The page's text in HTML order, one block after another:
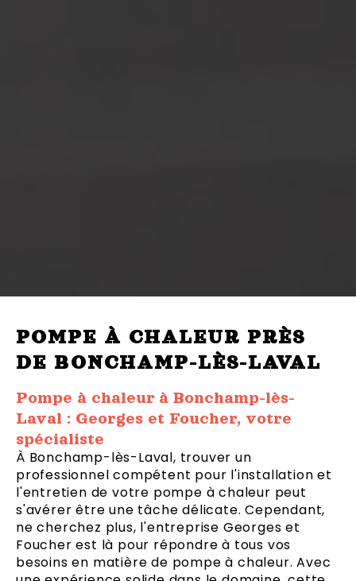
POMPE À CHALEUR PRÈS
DE BONCHAMP-LÈS-LAVAL
Pompe à chaleur à Bonchamp-lès-
Laval : Georges et Foucher, votre
spécialiste
À Bonchamp-lès-Laval, trouver un
professionnel compétent pour l'installation et
l'entretien de votre pompe à chaleur peut
s'avérer être une tâche délicate. Cependant,
ne cherchez plus, l'entreprise Georges et
Foucher est là pour répondre à tous vos
besoins en matière de pompe à chaleur. Avec